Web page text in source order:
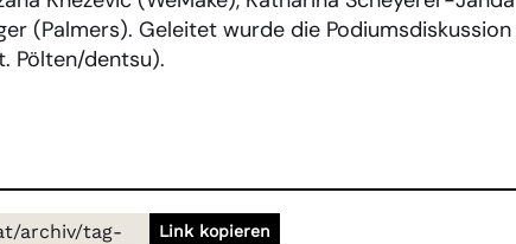
(Palmers). Geleitet wurde die
Pölten/dentsu).
archiv/tag-
Link kopieren